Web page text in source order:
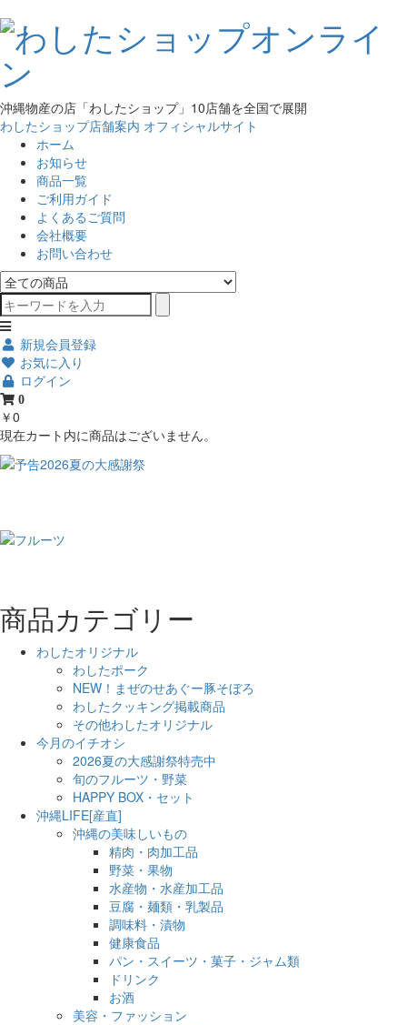
沖縄物産の店「わしたショップ」10店舗を全国で展開
わしたショップ店舗案内 オフィシャルサイト
ホーム
お知らせ
商品一覧
ご利用ガイド
よくあるご質問
会社概要
お問い合わせ
新規会員登録
お気に入り
ログイン
0
￥0
現在カート内に商品はございません。
商品カテゴリー
わしたオリジナル
わしたポーク
NEW！まぜのせあぐー豚そぼろ
わしたクッキング掲載商品
その他わしたオリジナル
今月のイチオシ
2026夏の大感謝祭特売中
旬のフルーツ・野菜
HAPPY BOX・セット
沖縄LIFE[産直]
沖縄の美味しいもの
精肉・肉加工品
野菜・果物
水産物・水産加工品
豆腐・麺類・乳製品
調味料・漬物
健康食品
パン・スイーツ・菓子・ジャム類
ドリンク
お酒
美容・ファッション